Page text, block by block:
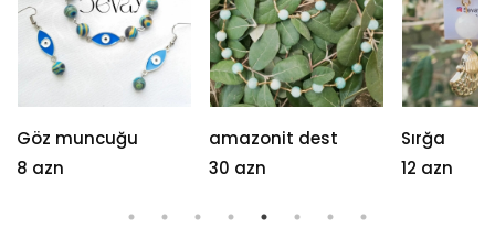
Göz muncuğu
8 azn
amazonit dest
30 azn
Sırğa
12 azn